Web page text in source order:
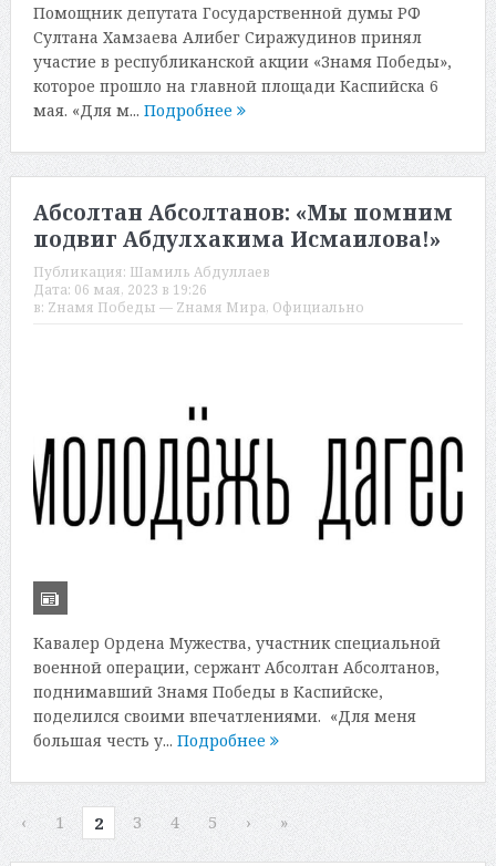
Помощник депутата Государственной думы РФ
Султана Хамзаева Алибег Сиражудинов принял
участие в республиканской акции «Знамя Победы»,
которое прошло на главной площади Каспийска 6
мая. «Для м... Подробнее
Абсолтан Абсолтанов: «Мы помним
подвиг Абдулхакима Исмаилова!»
Публикация: Шамиль Абдуллаев
Дата: 06 мая, 2023 в 19:26
в: Zнамя Победы — Zнамя Мира, Официально
Кавалер Ордена Мужества, участник специальной
военной операции, сержант Абсолтан Абсолтанов,
поднимавший Знамя Победы в Каспийске,
поделился своими впечатлениями. «Для меня
большая честь у... Подробнее
‹ 1 2 3 4 5 › »